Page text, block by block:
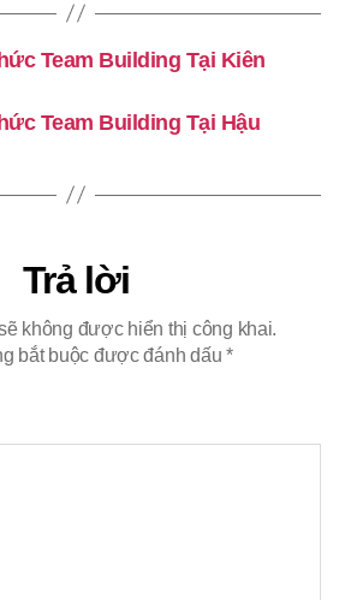
Team Building Tại Kiên
Team Building Tại Hậu
Trả lời
không được hiển thị công khai.
bắt buộc được đánh dấu*